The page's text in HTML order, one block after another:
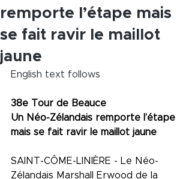
remporte l’étape mais
se fait ravir le maillot
jaune
English text follows
38e Tour de Beauce
Un Néo-Zélandais remporte l’étape
mais se fait ravir le maillot jaune
SAINT-CÔME-LINIÈRE - Le Néo-
Zélandais Marshall Erwood de la